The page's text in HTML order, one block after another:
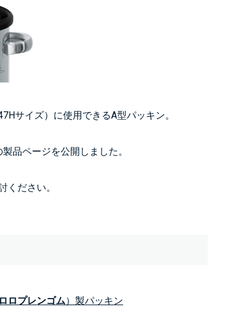
サイズ）に使用できるA型パッキン。
品ページを公開しました。
ください。
ロプレンゴム）製パッキン